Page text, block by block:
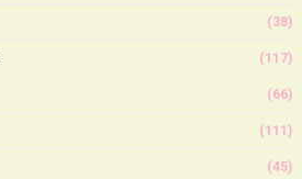
(38)
(117)
(66)
(111)
(45)